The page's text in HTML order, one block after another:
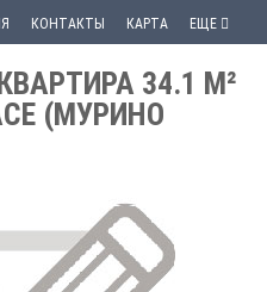
КОНТАКТЫ КАРТА ЕЩЕ
34.1 М²
(МУРИНО